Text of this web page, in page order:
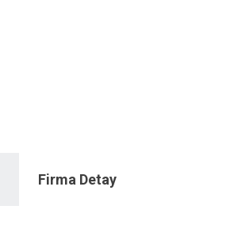
Firma Detay